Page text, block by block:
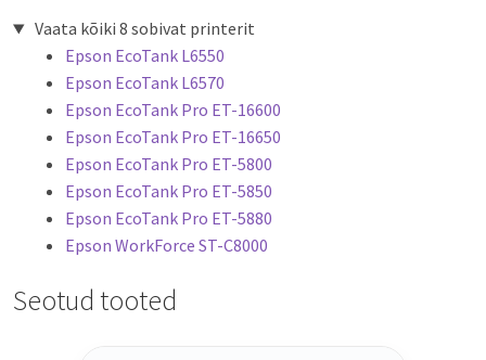
Vaata kõiki 8 sobivat printerit
Epson EcoTank L6550
Epson EcoTank L6570
Epson EcoTank Pro ET-16600
Epson EcoTank Pro ET-16650
Epson EcoTank Pro ET-5800
Epson EcoTank Pro ET-5850
Epson EcoTank Pro ET-5880
Epson WorkForce ST-C8000
Seotud tooted